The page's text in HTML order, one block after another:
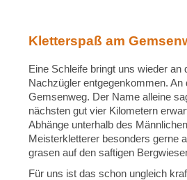
Kletterspaß am
Eine Schleife bringt uns wieder
Nachzügler entgegenkommen.
Gemsenweg. Der Name alleine
nächsten gut vier Kilometern
Abhänge unterhalb des
Meisterkletterer besonders gerne
grasen auf den saftigen
Für uns ist das schon ungleich